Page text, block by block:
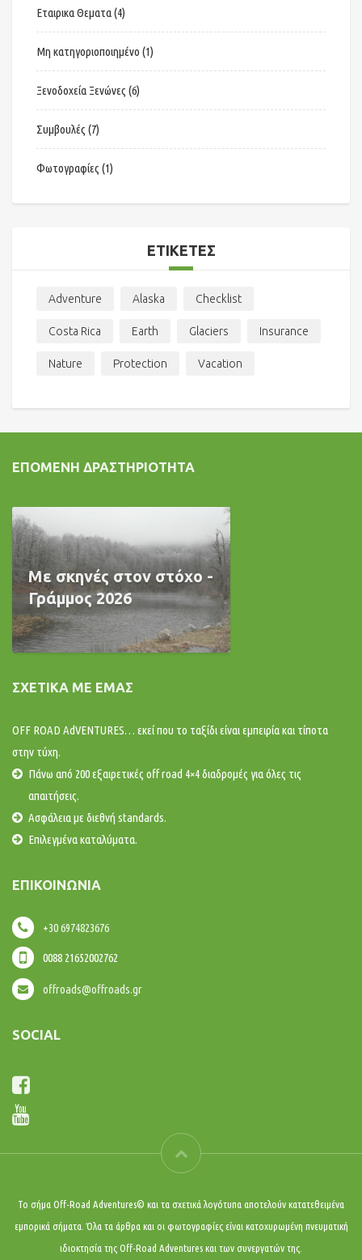
Εταιρικα Θεματα(4)
Μη κατηγοριοποιημένο (1)
Ξενοδοχεία Ξενώνες (6)
Συμβουλές (7)
Φωτογραφίες (1)
ΕΤΙΚΈΤΕΣ
Adventure Alaska Checklist
Costa Rica Earth Glaciers Insurance
Nature Protection Vacation
ΕΠΌΜΕΝΗ ΔΡΑΣΤΗΡΙΌΤΗΤΑ
Με σκηνές στον στόχο -
Γράμμος 2026
ΣΧΕΤΙΚΆ ΜΕ ΕΜΆΣ
OFF ROAD AdVENTURES… εκεί που το ταξίδι είναι εμπειρία και τίποτα
στην τύχη.
Πάνω από 200 εξαιρετικές off road 4×4 διαδρομές για όλες τις
απαιτήσεις.
Ασφάλεια με διεθνή standards.
Επιλεγμένα καταλύματα.
ΕΠΙΚΟΙΝΩΝΊΑ
+30 6974823676
0088 21652002762
offroads@offroads.gr
SOCIAL
Το σήμα Off-Road Adventures© και τα σχετικά λογότυπα αποτελούν κατατεθειμένα
εμπορικά σήματα. Όλα τα άρθρα και οι φωτογραφίες είναι κατοχυρωμένη πνευματική
ιδιοκτησία της Off-Road Adventures και των συνεργατών της.